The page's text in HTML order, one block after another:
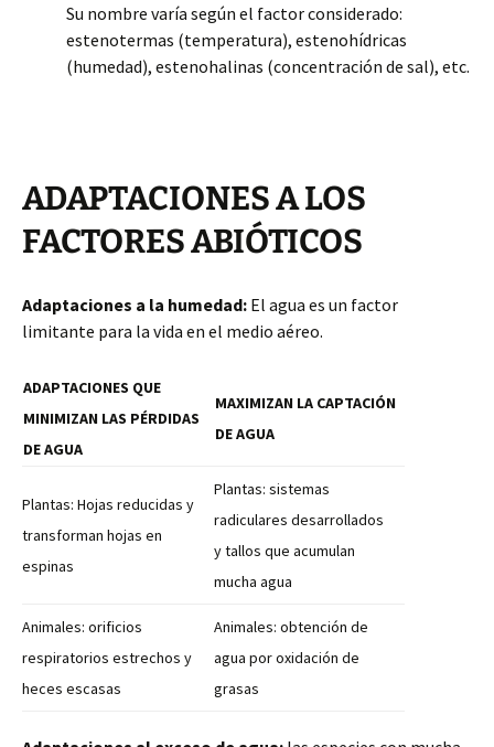
Su nombre varía según el factor considerado:
estenotermas (temperatura), estenohídricas
(humedad), estenohalinas (concentración de sal), etc.
ADAPTACIONES A LOS
FACTORES ABIÓTICOS
Adaptaciones a la humedad: El agua es un factor
limitante para la vida en el medio aéreo.
ADAPTACIONES QUE
MINIMIZAN LAS PÉRDIDAS
DE AGUA
MAXIMIZAN LA CAPTACIÓN
DE AGUA
Plantas: Hojas reducidas y
transforman hojas en
espinas
Plantas: sistemas
radiculares desarrollados
y tallos que acumulan
mucha agua
Animales: orificios
respiratorios estrechos y
heces escasas
Animales: obtención de
agua por oxidación de
grasas